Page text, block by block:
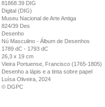
81868.39 DIG
Digital (DIG)
Museu Nacional de Arte Antiga
824/39 Des
Desenho
Nú Masculino - Álbum de Desenhos
1789 dC - 1793 dC
26,3 x 19 cm
Vieira Portuense, Francisco (1765-1805)
Desenho a lápis e a tinta sobre papel
Luísa Oliveira, 2024
© DGPC